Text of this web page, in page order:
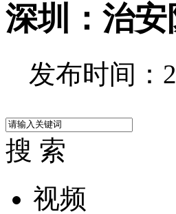
深圳：治
发布时间：
搜 索
视频